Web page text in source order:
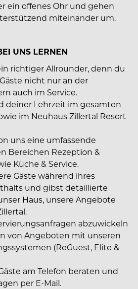
ein offenes Ohr und gehen
miteinander um.
UNS LERNEN
richtiger Allrounder, denn du
nicht nur an der
auch im Service.
deiner Lehrzeit im gesamten
im Neuhaus Zillertal Resort
uns eine umfassende
Bereichen Rezeption &
Küche & Service.
Gäste während ihres
und gibst detaillierte
Haus, unsere Angebote
abzuwickeln
von Angeboten mit unseren
(ReGuest, Elite &
am Telefon beraten und
per E-Mail.